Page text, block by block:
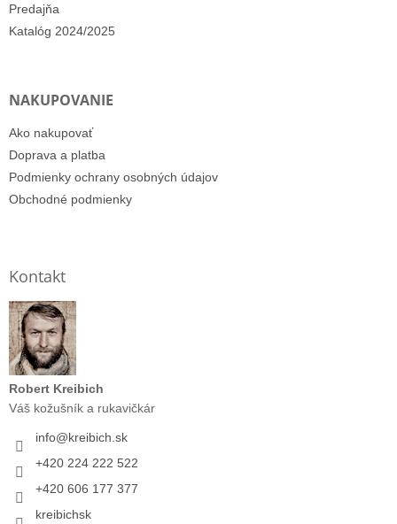
Predajňa
Katalóg 2024/2025
NAKUPOVANIE
Ako nakupovať
Doprava a platba
Podmienky ochrany osobných údajov
Obchodné podmienky
Kontakt
Robert Kreibich
Váš kožušník a rukavičkár
info@kreibich.sk
+420 224 222 522
+420 606 177 377
kreibichsk